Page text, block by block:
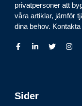
privatpersoner att
våra artiklar, jämför
dina behov.
Sider